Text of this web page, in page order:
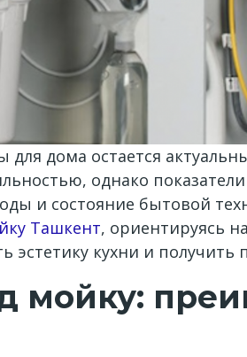
дома остается
однако
и состояние бытовой
Ташкент, ориентируясь
эстетику кухни и
мойку: